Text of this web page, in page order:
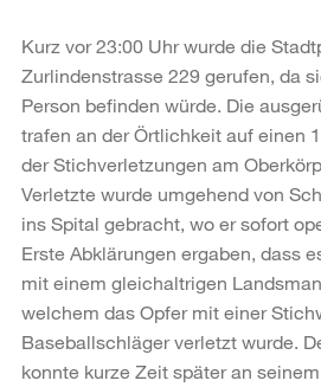
Kurz vor 23:00 Uhr wurde die
Zurlindenstrasse 229 gerufen, da
Person befinden würde. Die
trafen an der Örtlichkeit auf einen
der Stichverletzungen am
Verletzte wurde umgehend von
ins Spital gebracht, wo er sofort
Erste Abklärungen ergaben, dass
mit einem gleichaltrigen
welchem das Opfer mit einer
Baseballschläger verletzt wurde.
konnte kurze Zeit später an